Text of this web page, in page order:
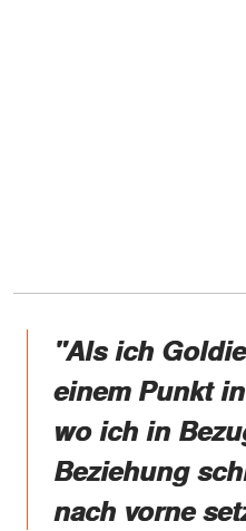
"Als ich
einem Punkt
wo ich in
Beziehung
nach vorne